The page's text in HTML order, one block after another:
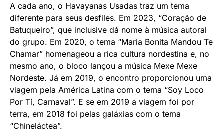
A cada ano, o Havayanas Usadas traz um tema
diferente para seus desfiles. Em 2023, “Coração de
Batuqueiro”, que inclusive dá nome à música autoral
do grupo. Em 2020, o tema “Maria Bonita Mandou Te
Chamar” homenageou a rica cultura nordestina e, no
mesmo ano, o bloco lançou a música Mexe Mexe
Nordeste. Já em 2019, o encontro proporcionou uma
viagem pela América Latina com o tema “Soy Loco
Por Tí, Carnaval”. E se em 2019 a viagem foi por
terra, em 2018 foi pelas galáxias com o tema
“Chineláctea”.